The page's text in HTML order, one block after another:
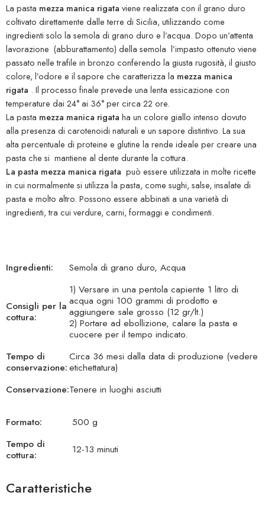
La pasta mezza manica rigata viene realizzata con il grano duro
coltivato direttamente dalle terre di Sicilia, utilizzando come
ingredienti solo la semola di grano duro e l’acqua. Dopo un’attenta
lavorazione (abburattamento) della semola l’impasto ottenuto viene
passato nelle trafile in bronzo conferendo la giusta rugosità, il giusto
colore, l’odore e il sapore che caratterizza la mezza manica
rigata . Il processo finale prevede una lenta essicazione con
temperature dai 24° ai 36° per circa 22 ore.
La pasta mezza manica rigata ha un colore giallo intenso dovuto
alla presenza di carotenoidi naturali e un sapore distintivo. La sua
alta percentuale di proteine e glutine la rende ideale per creare una
pasta che si mantiene al dente durante la cottura.
La pasta mezza manica rigata può essere utilizzata in molte ricette
in cui normalmente si utilizza la pasta, come sughi, salse, insalate di
pasta e molto altro. Possono essere abbinati a una varietà di
ingredienti, tra cui verdure, carni, formaggi e condimenti.
Ingredienti: Semola di grano duro, Acqua
Consigli per la
cottura:
1) Versare in una pentola capiente 1 litro di
acqua ogni 100 grammi di prodotto e
aggiungere sale grosso (12 gr/lt.)
2) Portare ad ebollizione, calare la pasta e
cuocere per il tempo indicato.
Tempo di
conservazione:
Circa 36 mesi dalla data di produzione (vedere
etichettatura)
Conservazione:Tenere in luoghi asciutti
Formato:
500 g
Tempo di
cottura:
12-13 minuti
Caratteristiche